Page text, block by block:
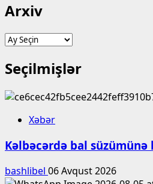
Arxiv
Arxiv
Seçilmişlər
Xəbər
Kəlbəcərdə bal süzümünə
bashlibel 06 Avqust 2026